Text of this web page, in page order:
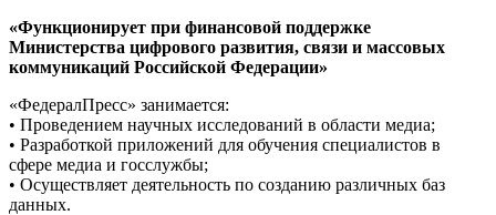
«Функционирует при финансовой поддержке
Министерства цифрового развития, связи и массовых
коммуникаций Российской Федерации»
«ФедералПресс» занимается:
• Проведением научных исследований в области медиа;
• Разработкой приложений для обучения специалистов в
сфере медиа и госслужбы;
• Осуществляет деятельность по созданию различных баз
данных.